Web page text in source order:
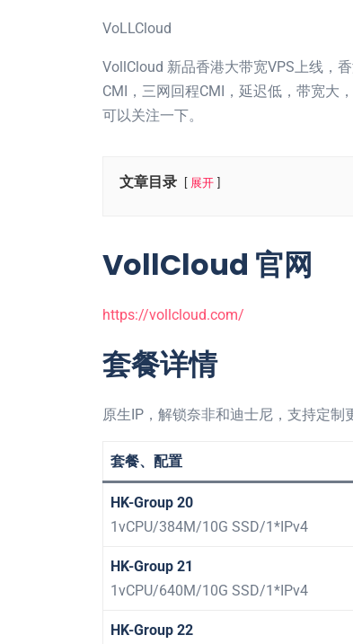
VoLLCloud
VollCloud 新品香港大带宽VPS上线，
CMI，三网回程CMI，延迟低，带宽大
可以关注一下。
文章目录 展开
VollCloud 官网
https://vollcloud.com/
套餐详情
原生IP，解锁奈非和迪士尼，支持定制
套餐、配置
HK-Group 20
1vCPU/384M/10G SSD/1*IPv4
HK-Group 21
1vCPU/640M/10G SSD/1*IPv4
HK-Group 22